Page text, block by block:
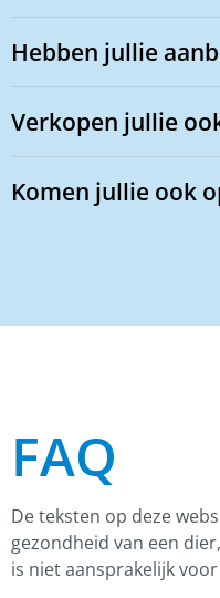
Hebben jullie
Verkopen jullie
Komen jullie ook
FAQ
De teksten op deze
gezondheid van een
is niet aansprakelijk